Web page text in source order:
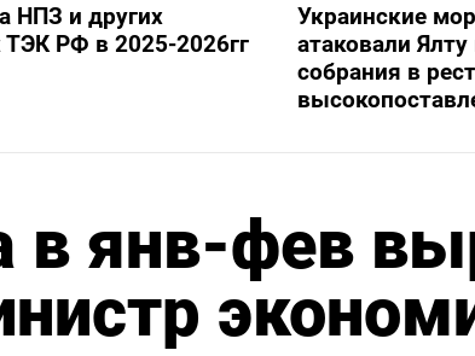
НПЗ и других
ТЭК РФ в 2025-2026гг
Украинские
атаковали
собрания в
в янв-фев